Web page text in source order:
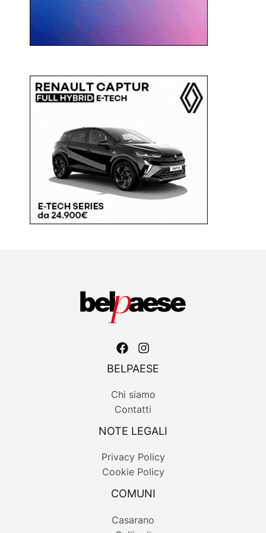
BELPAESE
Chi siamo
Contatti
NOTE LEGALI
Privacy Policy
Cookie Policy
COMUNI
Casarano